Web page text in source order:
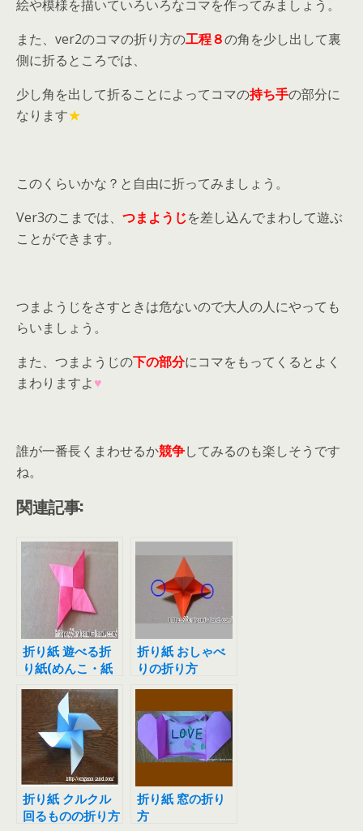
絵や模様を描いていろいろなコマを作ってみましょう。
また、ver2のコマの折り方の工程８の角を少し出して裏
側に折るところでは、
少し角を出して折ることによってコマの持ち手の部分に
なります★
このくらいかな？と自由に折ってみましょう。
Ver3のこまでは、 つまようじを差し込んでまわして遊ぶ
ことができます。
つまようじをさすときは危ないので大人の人にやっても
らいましょう。
また、つまようじの下の部分にコマをもってくるとよく
まわりますよ♥
誰が一番長くまわせるか競争してみるのも楽しそうです
ね。
関連記事:
折り紙 遊べる折
り紙(めんこ・紙
でっぽう・手裏
剣)の折り方
折り紙 おしゃべ
りの折り方
折り紙 クルクル
回るものの折り方
折り紙 窓の折り
方